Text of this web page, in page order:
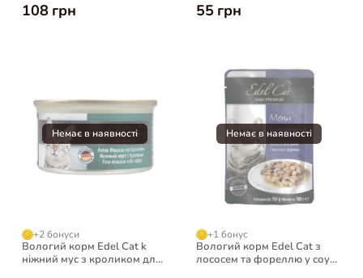
108 грн 55 грн
+2 бонуси
Вологий корм Edel Cat k
ніжний мус з кроликом для
+1 бонус
Вологий корм Edel Cat з
лососем та фореллю у соусі